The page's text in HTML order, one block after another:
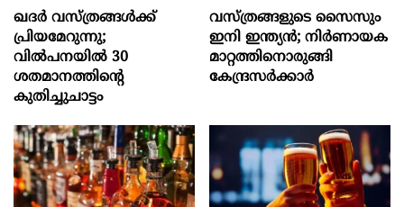
ഖദർ വസ്ത്രങ്ങൾക്ക്
പ്രിയമേറുന്നു;
വില്‍പനയില്‍ 30
ശതമാനത്തിന്റെ
കുതിച്ചുചാട്ടം
വസ്ത്രങ്ങളുടെ സൈസും
ഇനി ഇന്ത്യൻ; നിര്‍ണായക
മാറ്റത്തിനൊരുങ്ങി
കേന്ദ്രസര്‍ക്കാര്‍